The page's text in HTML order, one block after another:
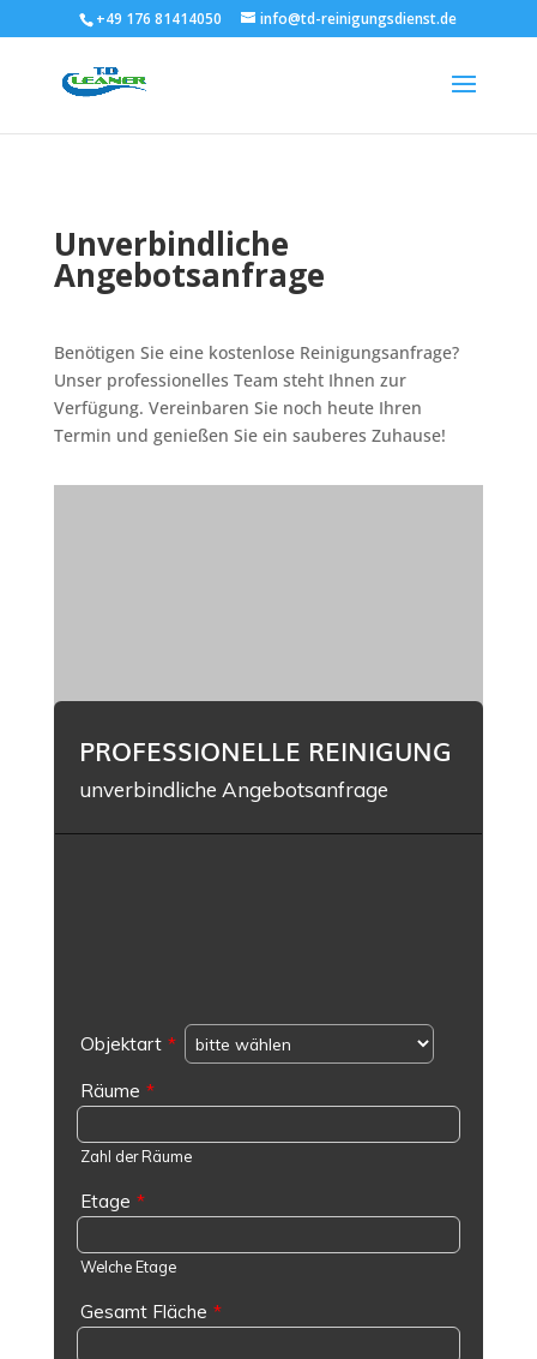
+49 176 81414050 info@td-reinigungsdienst.de
Unverbindliche
Angebotsanfrage
Benötigen Sie eine kostenlose Reinigungsanfrage?
Unser professionelles Team steht Ihnen zur
Verfügung. Vereinbaren Sie noch heute Ihren
Termin und genießen Sie ein sauberes Zuhause!